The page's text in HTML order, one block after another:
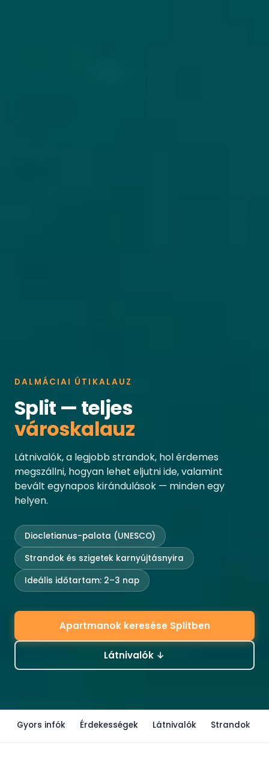
DALMÁCIAI ÚTIKALAUZ
Split — teljes
városkalauz
Látnivalók, a legjobb strandok, hol érdemes
megszállni, hogyan lehet eljutni ide, valamint
bevált egynapos kirándulások — minden egy
helyen.
Diocletianus-palota (UNESCO)
Strandok és szigetek karnyújtásnyira
Ideális időtartam: 2–3 nap
Apartmanok keresése Splitben
Látnivalók ↓
Gyors infók Érdekességek Látnivalók Strandok